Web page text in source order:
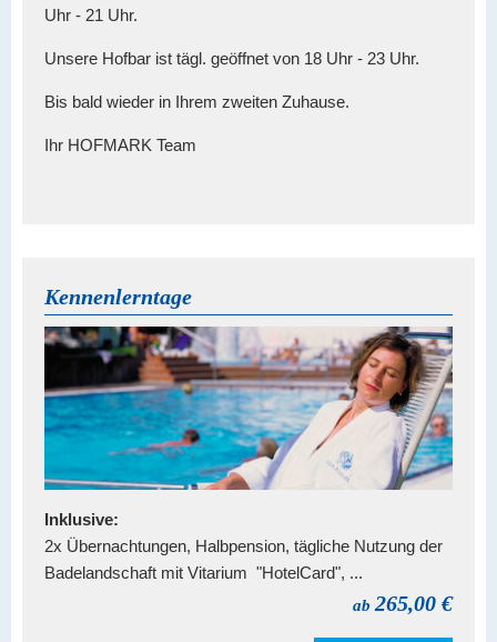
Uhr - 21 Uhr.
Unsere Hofbar ist tägl. geöffnet von 18 Uhr - 23 Uhr.
Bis bald wieder in Ihrem zweiten Zuhause.
Ihr HOFMARK Team
Kennenlerntage
Inklusive:
2x Übernachtungen, Halbpension, tägliche Nutzung der
Badelandschaft mit Vitarium "HotelCard", ...
ab 265,00 €